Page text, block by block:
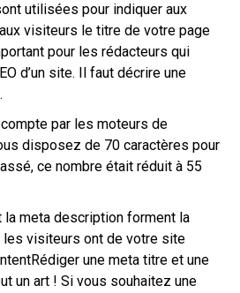
utilisées pour indiquer aux
visiteurs le titre de votre page
pour les rédacteurs qui
d’un site. Il faut décrire une
par les moteurs de
disposez de 70 caractères pour
ce nombre était réduit à 55
la meta description forment la
visiteurs ont de votre site
une meta titre et une
un art ! Si vous souhaitez une